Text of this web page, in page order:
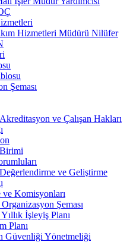
Hizmetleri Müdürü Nilüfer
Şeması
ve Çalışan Hakları
ve Geliştirme
Komisyonları
Şeması
İşleyiş Planı
Planı
Güvenliği Yönetmeliği